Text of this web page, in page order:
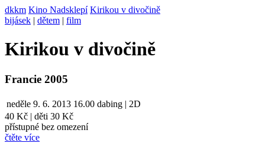
dkkm Kino Nadsklepí Kirikou v divočině
bijásek | dětem | film
Kirikou v divočině
Francie 2005
neděle 9. 6. 2013 16.00 dabing | 2D
40 Kč | děti 30 Kč
přístupné bez omezení
čtěte více